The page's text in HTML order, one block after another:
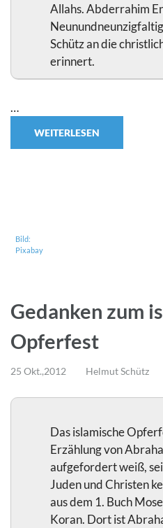
Allahs. Abderrahim
Schütz an die
erinnert.
…
WEITERLESEN
Bild:
Pixabay
Gedanken zum
Opferfest
25 Okt.,2012 Helmut Schütz
Das islamische
Erzählung von
aufgefordert weiß,
Juden und Christen
aus dem 1. Buch
Koran. Dort ist